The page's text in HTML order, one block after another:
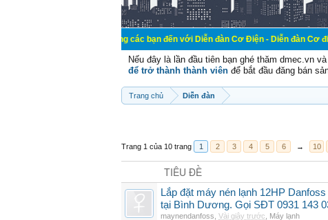
Chào mừng các bạn đến với Diễn đàn Cơ Điện - Diễn đàn Cơ điện là nơi
Nếu đây là lần đầu tiên bạn ghé thăm dmec.vn
để trở thành thành viên để bắt đầu đăng bán
Trang chủ Diễn đàn
Trang 1 của 10 trang 1 2 3 4 5 6 → 10
TIÊU ĐỀ
Lắp đặt máy nén lạnh 12HP
tại Bình Dương. Gọi SĐT 0931 143
maynendanfoss Vài giây trước Máy lạnh